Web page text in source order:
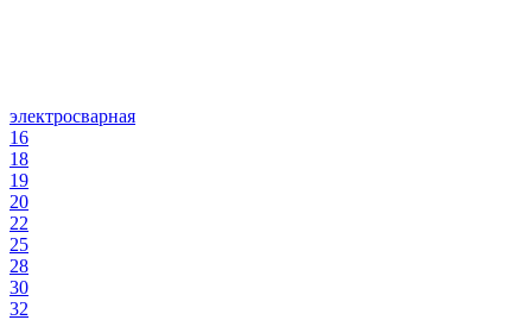
электросварная
16
18
19
20
22
25
28
30
32